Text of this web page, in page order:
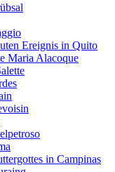
Ereignis in Quito
Maria Alacoque
in Campinas